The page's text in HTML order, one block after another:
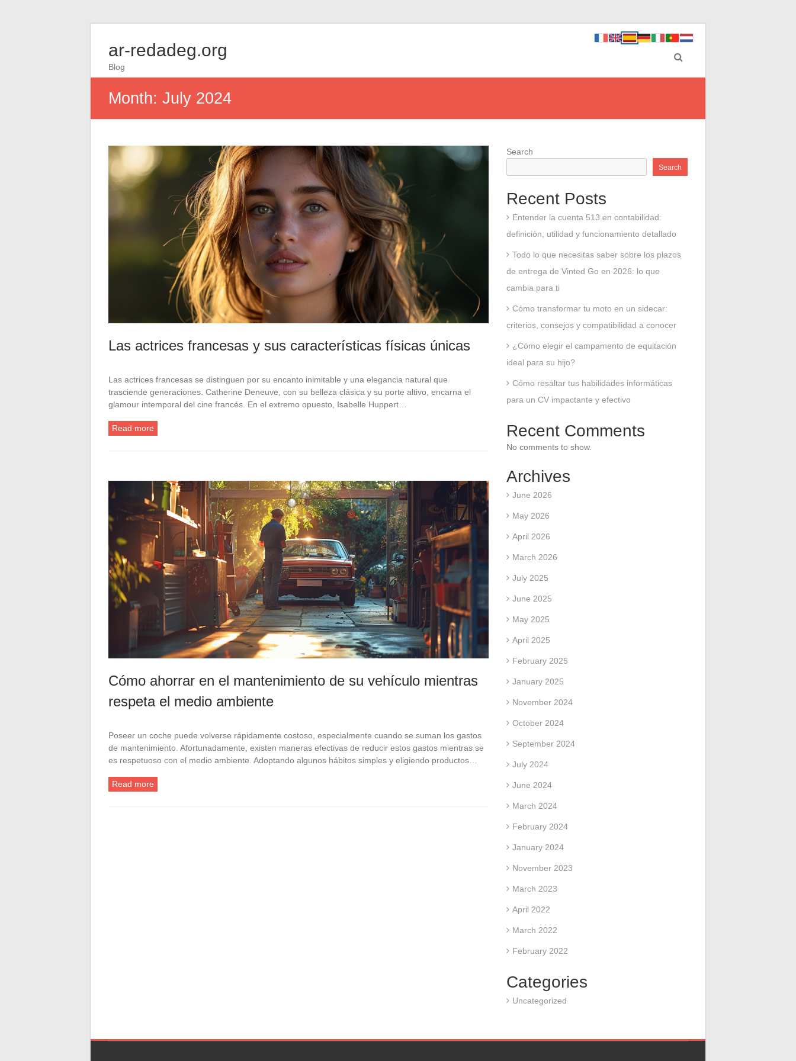
ar-redadeg.org
Blog
Month: July 2024
Las actrices francesas y sus características físicas únicas
Las actrices francesas se distinguen por su encanto inimitable y una elegancia natural que
trasciende generaciones. Catherine Deneuve, con su belleza clásica y su porte altivo, encarna el
glamour intemporal del cine francés. En el extremo opuesto, Isabelle Huppert…
Read more
Cómo ahorrar en el mantenimiento de su vehículo mientras
respeta el medio ambiente
Poseer un coche puede volverse rápidamente costoso, especialmente cuando se suman los gastos
de mantenimiento. Afortunadamente, existen maneras efectivas de reducir estos gastos mientras se
es respetuoso con el medio ambiente. Adoptando algunos hábitos simples y eligiendo productos…
Read more
Search
Search
Recent Posts
Entender la cuenta 513 en contabilidad:
definición, utilidad y funcionamiento detallado
Todo lo que necesitas saber sobre los plazos
de entrega de Vinted Go en 2026: lo que
cambia para ti
Cómo transformar tu moto en un sidecar:
criterios, consejos y compatibilidad a conocer
¿Cómo elegir el campamento de equitación
ideal para su hijo?
Cómo resaltar tus habilidades informáticas
para un CV impactante y efectivo
Recent Comments
No comments to show.
Archives
June 2026
May 2026
April 2026
March 2026
July 2025
June 2025
May 2025
April 2025
February 2025
January 2025
November 2024
October 2024
September 2024
July 2024
June 2024
March 2024
February 2024
January 2024
November 2023
March 2023
April 2022
March 2022
February 2022
Categories
Uncategorized